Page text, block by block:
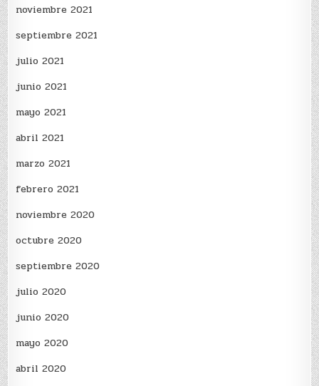
noviembre 2021
septiembre 2021
julio 2021
junio 2021
mayo 2021
abril 2021
marzo 2021
febrero 2021
noviembre 2020
octubre 2020
septiembre 2020
julio 2020
junio 2020
mayo 2020
abril 2020